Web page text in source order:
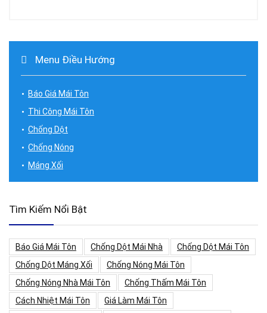
Menu Điều Hướng
Báo Giá Mái Tôn
Thi Công Mái Tôn
Chống Dột
Chống Nóng
Máng Xối
Tìm Kiếm Nổi Bật
Báo Giá Mái Tôn Chống Dột Mái Nhà
Chống Dột Mái Tôn
Chống Dột Máng Xối
Chống Nóng Mái Tôn
Chống Nóng Nhà Mái Tôn
Chống Thấm Mái Tôn
Cách Nhiệt Mái Tôn
Giá Làm Mái Tôn